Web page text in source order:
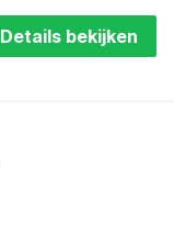
Details bekijken